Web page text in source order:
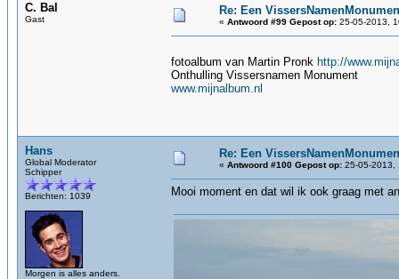
C. Bal
Gast
Re: Een
« Antwoord #99 Gepost op: 25-05-2013,
fotoalbum van Martin Pronk http://
Onthulling Vissersnamen Monument
www.mijnalbum.nl
Hans
Global Moderator
Schipper
Berichten: 1039
Morgen is alles anders.
Re: Een
« Antwoord #100 Gepost op: 25-05-2013,
Mooi moment en dat wil ik ook graag met